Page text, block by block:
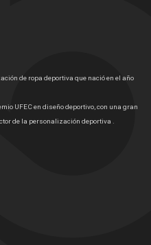
de ropa deportiva que nació en el año
UFEC en diseño deportivo, con una gran
de la personalización deportiva .